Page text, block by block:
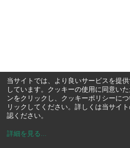
当サイトでは、より良いサービスを提
しています。クッキーの使用に同意い
ンをクリックし、クッキーポリシーに
リックしてください。詳しくは当サイ
認ください。
詳細を見る ...